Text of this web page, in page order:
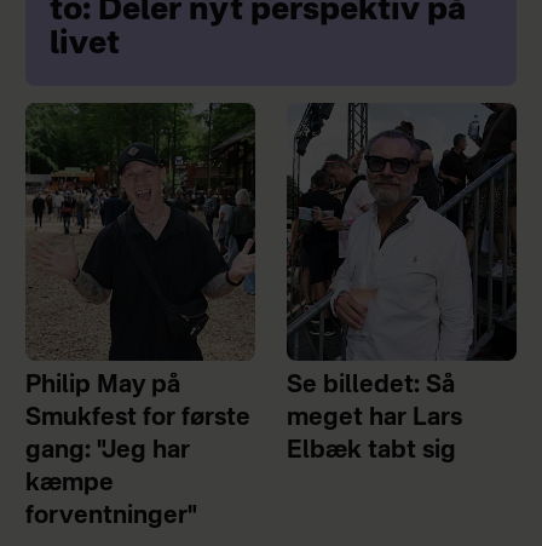
to: Deler nyt perspektiv på
livet
Philip May på
Smukfest for første
gang: "Jeg har
kæmpe
forventninger"
Se billedet: Så
meget har Lars
Elbæk tabt sig